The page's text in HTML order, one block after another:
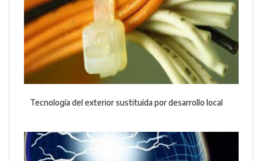
Tecnología del exterior sustituída por desarrollo local